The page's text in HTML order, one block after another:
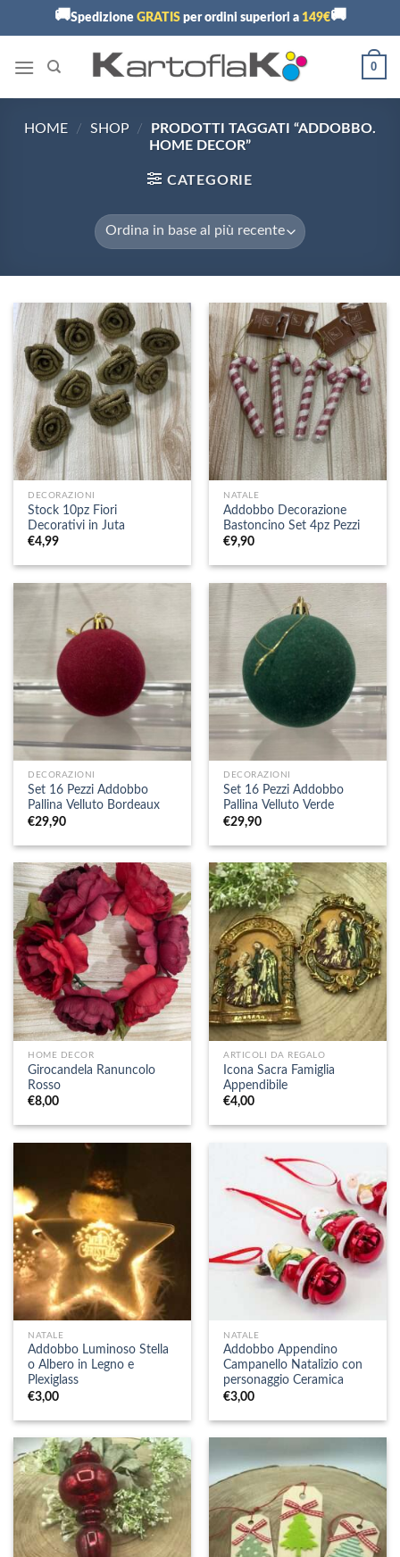
🚚Spedizione GRATISper ordini superiori a 149€🚚
0
HOME / SHOP /
PRODOTTI TAGGATI “ADDOBBO.
HOME DECOR”
CATEGORIE
DECORAZIONI
Stock 10pz Fiori
Decorativi in Juta
€4,99
NATALE
Addobbo Decorazione
Bastoncino Set 4pz Pezzi
€9,90
DECORAZIONI
Set 16 Pezzi Addobbo
Pallina Velluto Bordeaux
€29,90
DECORAZIONI
Set 16 Pezzi Addobbo
Pallina Velluto Verde
€29,90
HOME DECOR
Girocandela Ranuncolo
Rosso
€8,00
ARTICOLI DA REGALO
Icona Sacra Famiglia
Appendibile
€4,00
NATALE
Addobbo Luminoso Stella
o Albero in Legno e
Plexiglass
€3,00
NATALE
Addobbo Appendino
Campanello Natalizio con
personaggio Ceramica
€3,00